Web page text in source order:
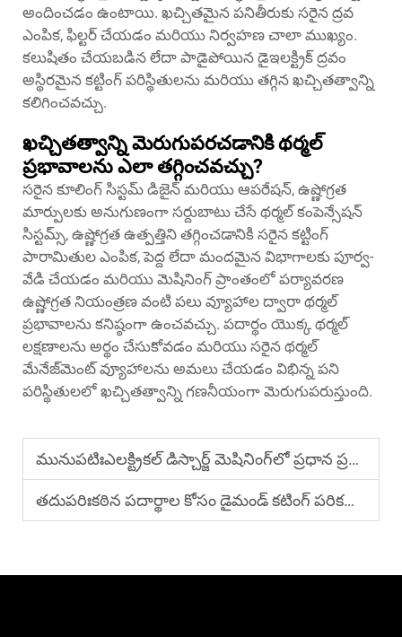
అందించడం ఉంటాయి. ఖచ్చితమైన పనితీరుకు సరైన ద్రవ
ఎంపిక, ఫిల్టర్ చేయడం మరియు నిర్వహణ చాలా ముఖ్యం.
కలుషితం చేయబడిన లేదా పాడైపోయిన డైఇలక్ట్రిక్ ద్రవం
అస్థిరమైన కట్టింగ్ పరిస్థితులను మరియు తగ్గిన ఖచ్చితత్వాన్ని
కలిగించవచ్చు.
ఖచ్చితత్వాన్ని మెరుగుపరచడానికి థర్మల్
ప్రభావాలను ఎలా తగ్గించవచ్చు?
సరైన కూలింగ్ సిస్టమ్ డిజైన్ మరియు ఆపరేషన్, ఉష్ణోగ్రత
మార్పులకు అనుగుణంగా సర్దుబాటు చేసే థర్మల్ కంపెన్సేషన్
సిస్టమ్స్, ఉష్ణోగ్రత ఉత్పత్తిని తగ్గించడానికి సరైన కట్టింగ్
పారామితుల ఎంపిక, పెద్ద లేదా మందమైన విభాగాలకు పూర్వ-
వేడి చేయడం మరియు మెషినింగ్ ప్రాంతంలో పర్యావరణ
ఉష్ణోగ్రత నియంత్రణ వంటి పలు వ్యూహాల ద్వారా థర్మల్
ప్రభావాలను కనిష్ఠంగా ఉంచవచ్చు. పదార్థం యొక్క థర్మల్
లక్షణాలను అర్థం చేసుకోవడం మరియు సరైన థర్మల్
మేనేజ్‌మెంట్ వ్యూహాలను అమలు చేయడం విభిన్న పని
పరిస్థితులలో ఖచ్చితత్వాన్ని గణనీయంగా మెరుగుపరుస్తుంది.
మునుపటిఃఎలక్ట్రికల్ డిస్చార్జ్ మెషినింగ్‌లో ప్రధాన ప్రయోజనాలు ఏమిటి?
తదుపరిఃకఠిన పదార్థాల కోసం డైమండ్ కటింగ్ పరికరాలను ఎందుకు ఎంచుకోవాలి?